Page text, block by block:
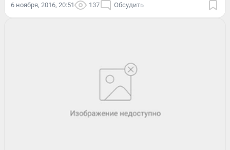
6 ноября, 2016, 20:51 137 Обсудить